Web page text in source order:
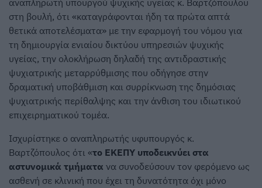
αναπληρωτή υπουργού ψυχικής υγείας κ. Βαρτζόπουλου
στη βουλή, ότι «καταγράφονται ήδη τα πρώτα απτά
θετικά αποτελέσματα» με την εφαρμογή του νόμου για
τη δημιουργία ενιαίου δικτύου υπηρεσιών ψυχικής
υγείας, την ολοκλήρωση δηλαδή της αντιδραστικής
ψυχιατρικής μεταρρύθμισης που οδήγησε στην
δραματική υποβάθμιση και συρρίκνωση της δημόσιας
ψυχιατρικής περίθαλψης και την άνθιση του ιδιωτικού
επιχειρηματικού τομέα.
Ισχυρίστηκε ο αναπληρωτής υφυπουργός κ.
Βαρτζόπουλος ότι «το ΕΚΕΠΥ υποδεικνύει στα
αστυνομικά τμήματα να συνοδεύσουν τον φερόμενο ως
ασθενή σε κλινική που έχει τη δυνατότητα όχι μόνο